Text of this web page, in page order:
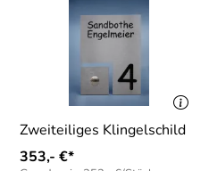
Zweiteiliges Klingelschild
353,- €*